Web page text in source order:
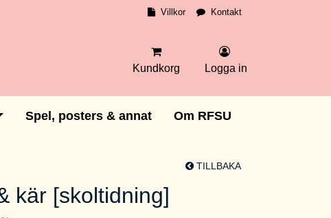
Villkor Kontakt
Kundkorg Logga in
Spel, posters & annat Om RFSU
TILLBAKA
kär [skoltidning]